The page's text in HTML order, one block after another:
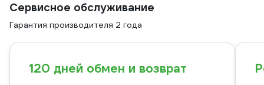
Сервисное обслуживание
Гарантия производителя 2 года
120 дней обмен и возврат